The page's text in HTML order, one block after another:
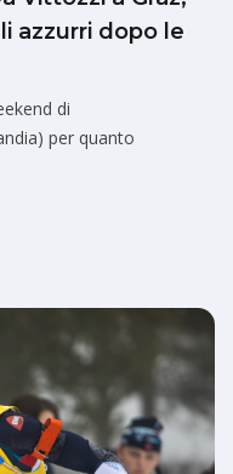
azzurri dopo le
di
per quanto